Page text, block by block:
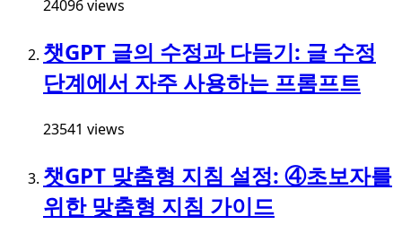
24096 views
챗GPT 글의 수정과 다듬기: 글 수정
단계에서 자주 사용하는 프롬프트
23541 views
챗GPT 맞춤형 지침 설정: ④초보자를
위한 맞춤형 지침 가이드